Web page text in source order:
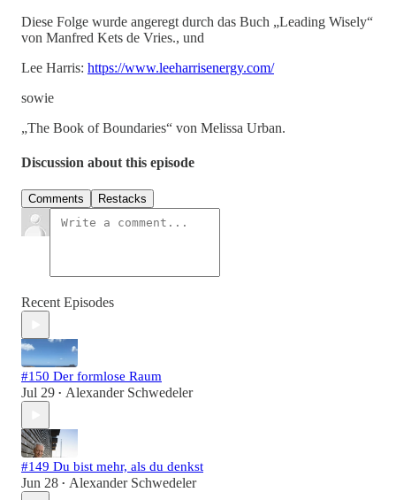
Diese Folge wurde angeregt durch das Buch „Leading Wisely“
von Manfred Kets de Vries., und
Lee Harris: https://www.leeharrisenergy.com/
sowie
„The Book of Boundaries“ von Melissa Urban.
Discussion about this episode
Comments Restacks
Recent Episodes
#150 Der formlose Raum
Jul 29 • Alexander Schwedeler
#149 Du bist mehr, als du denkst
Jun 28 • Alexander Schwedeler